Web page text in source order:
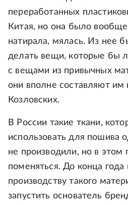
переработанных
Китая, но она было
натирала, мялась. Из нее
делать вещи, которые бы
с вещами из привычных
они вполне составляют им
Козловских.
В России такие ткани,
использовать для пошива
не производили, но в этом
поменяться. До конца
производству такого
запустить основатель